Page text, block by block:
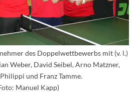
des Doppelwettbewerbs mit (v. l.)
Weber, David Seibel, Arno Matzner,
und Franz Tamme.
Manuel Kapp)